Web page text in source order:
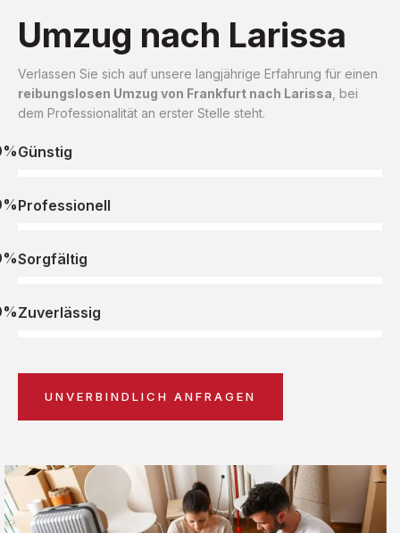
Umzug nach Larissa
Verlassen Sie sich auf unsere langjährige Erfahrung für einen
reibungslosen Umzug von Frankfurt nach Larissa , bei
dem Professionalität an erster Stelle steht.
Günstig
Professionell
Sorgfältig
Zuverlässig
UNVERBINDLICH ANFRAGEN